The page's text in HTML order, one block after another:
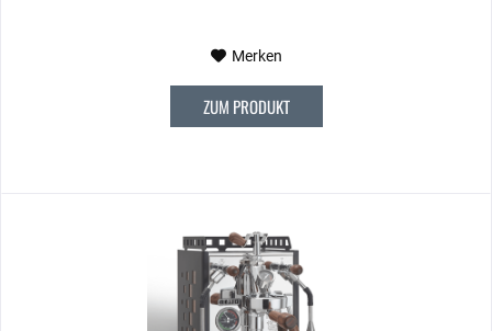
Merken
ZUM PRODUKT